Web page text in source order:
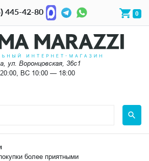
445-42-80 0
ул. Воронцовская, 36с1
ВС 10:00 — 18:00
более приятными